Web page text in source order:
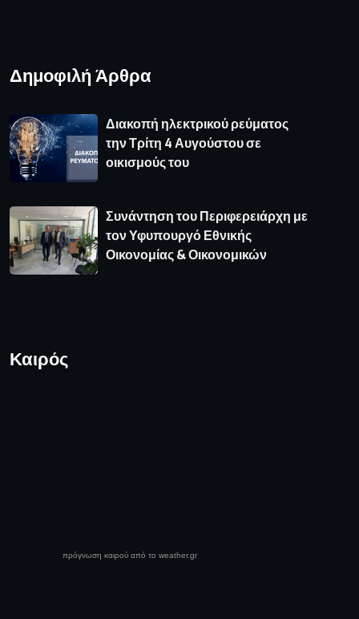
Δημοφιλή Άρθρα
Διακοπή ηλεκτρικού ρεύματος
την Τρίτη 4 Αυγούστου σε
οικισμούς του
Συνάντηση του Περιφερειάρχη με
τον Υφυπουργό Εθνικής
Οικονομίας & Οικονομικών
Καιρός
πρόγνωση καιρού από το weather.gr